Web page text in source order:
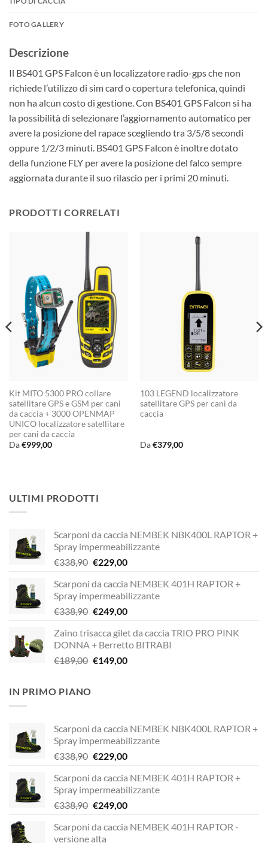
FOTO GALLERY
Descrizione
Il BS401 GPS Falcon è un localizzatore radio-gps che non
richiede l’utilizzo di sim card o copertura telefonica, quindi
non ha alcun costo di gestione. Con BS401 GPS Falcon si ha
la possibilità di selezionare l’aggiornamento automatico per
avere la posizione del rapace scegliendo tra 3/5/8 secondi
oppure 1/2/3 minuti. BS401 GPS Falcon è inoltre dotato
della funzione FLY per avere la posizione del falco sempre
aggiornata durante il suo rilascio per i primi 20 minuti.
PRODOTTI CORRELATI
Kit MITO 5300 PRO collare
satellitare GPS e GSM per cani
da caccia + 3000 OPENMAP
UNICO localizzatore satellitare
per cani da caccia
Da€999,00
103 LEGEND localizzatore
satellitare GPS per cani da
caccia
Da€379,00
ULTIMI PRODOTTI
Scarponi da caccia NEMBEK NBK400L RAPTOR +
Spray impermeabilizzante
€338,90 Il
originale
era:
€338,90.
€229,00Il
attuale
è:
€229,00.
Scarponi da caccia NEMBEK 401H RAPTOR +
Spray impermeabilizzante
€338,90 Il
originale
era:
€338,90.
€249,00Il
attuale
è:
€249,00.
Zaino trisacca gilet da caccia TRIO PRO PINK
DONNA + Berretto BITRABI
€189,00 Il
€149,00Il
IN PRIMO PIANO
Scarponi da caccia NEMBEK NBK400L RAPTOR +
Spray impermeabilizzante
€338,90 Il
originale
era:
€338,90.
€229,00Il
attuale
è:
€229,00.
Scarponi da caccia NEMBEK 401H RAPTOR +
Spray impermeabilizzante
€338,90 Il
originale
€249,00Il
attuale
Scarponi da caccia NEMBEK 401H RAPTOR -
versione alta